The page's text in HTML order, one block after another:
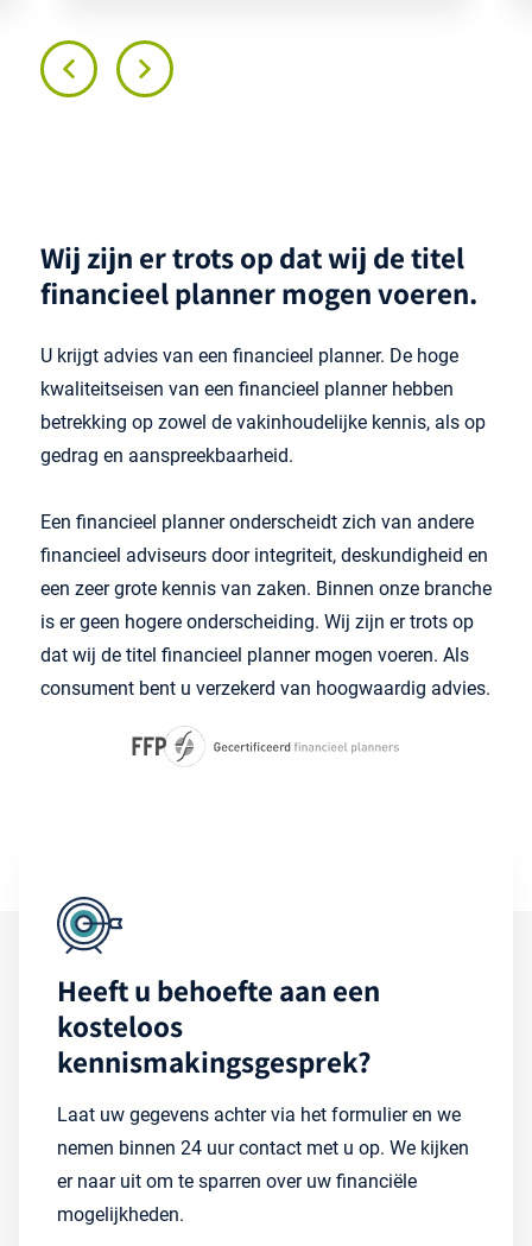
Wij zijn er trots op dat wij de titel
financieel planner mogen voeren.
U krijgt advies van een financieel planner. De hoge
kwaliteitseisen van een financieel planner hebben
betrekking op zowel de vakinhoudelijke kennis, als op
gedrag en aanspreekbaarheid.
Een financieel planner onderscheidt zich van andere
financieel adviseurs door integriteit, deskundigheid en
een zeer grote kennis van zaken. Binnen onze branche
is er geen hogere onderscheiding. Wij zijn er trots op
dat wij de titel financieel planner mogen voeren. Als
consument bent u verzekerd van hoogwaardig advies.
Heeft u behoefte aan een
kosteloos
kennismakingsgesprek?
Laat uw gegevens achter via het formulier en we
nemen binnen 24 uur contact met u op. We kijken
er naar uit om te sparren over uw financiële
mogelijkheden.